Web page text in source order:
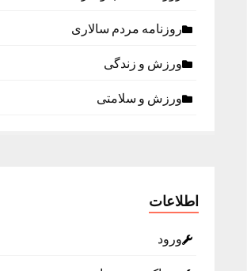
روزنامه مردم سالاری
ورزش و زندگی
ورزش و سلامتی
اطلاعات
ورود